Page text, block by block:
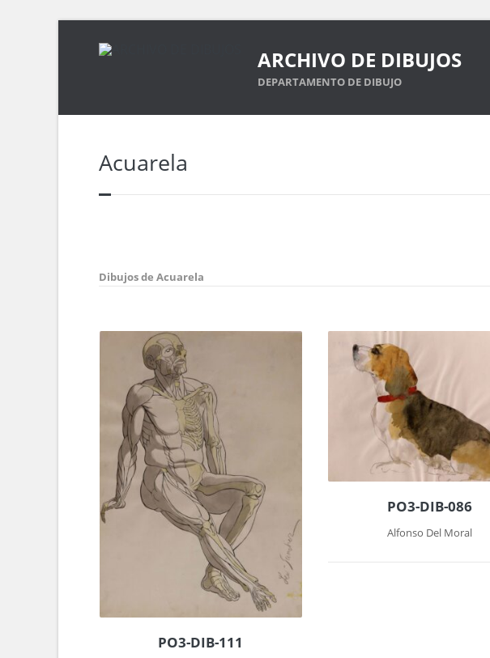
ARCHIVO DE DIBUJOS
DEPARTAMENTO DE DIBUJO
Acuarela
Dibujos de Acuarela
PO3-DIB-111
PO3-DIB-086
Alfonso Del Moral